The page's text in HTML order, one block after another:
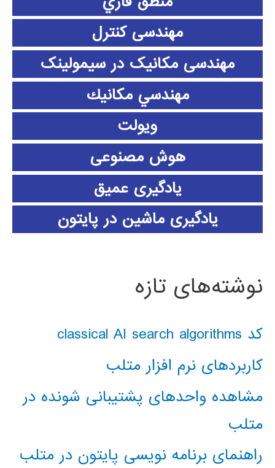
مهندسی کنترل
مهندسی مکانیک در سیمولینک
مهندسي مكانيك
ویولت
هوش مصنوعی
یادگیری عمیق
یادگیری ماشین در پایتون
نوشته‌های تازه
کد classical AI search algorithms
کاربردهای نرم افزار متلب
مشاهده واحدهای پشتیبانی شونده در
متلب
راهنمای برنامه نویسی پایتون در متلب